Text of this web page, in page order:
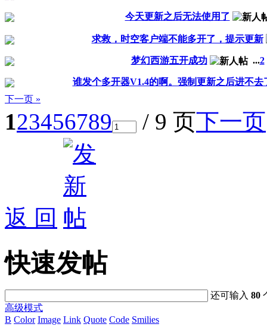
今天更新之后无法使用了
求救，时空客户端不能多开了，提示更新
梦幻西游五开成功 ...2
谁发个多开器V1.4的啊。强制更新之后进不去
下一页 »
123456789 / 9 页下一页
返 回
快速发帖
还可输入80
高级模式
B Color Image Link Quote Code Smilies